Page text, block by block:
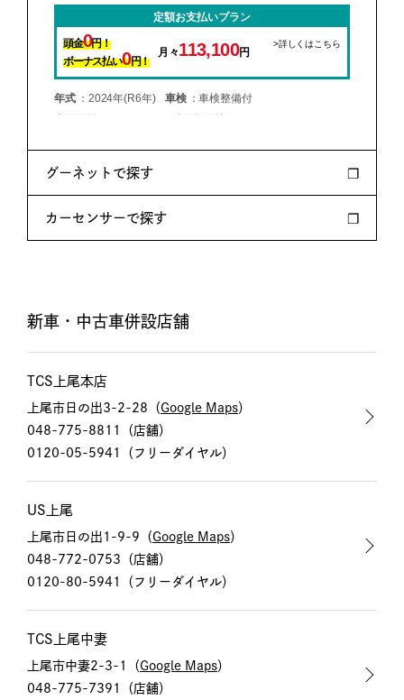
グーネットで探す
カーセンサーで探す
新車・中古車併設店舗
TCS上尾本店
上尾市日の出3-2-28（ Google Maps）
048-775-8811
（店舗）
0120-05-5941
（フリーダイヤル）
US上尾
上尾市日の出1-9-9（ Google Maps）
048-772-0753 （店舗）
0120-80-5941
（フリーダイヤル）
TCS上尾中妻
上尾市中妻2-3-1（ Google Maps）
048-775-7391
（店舗）